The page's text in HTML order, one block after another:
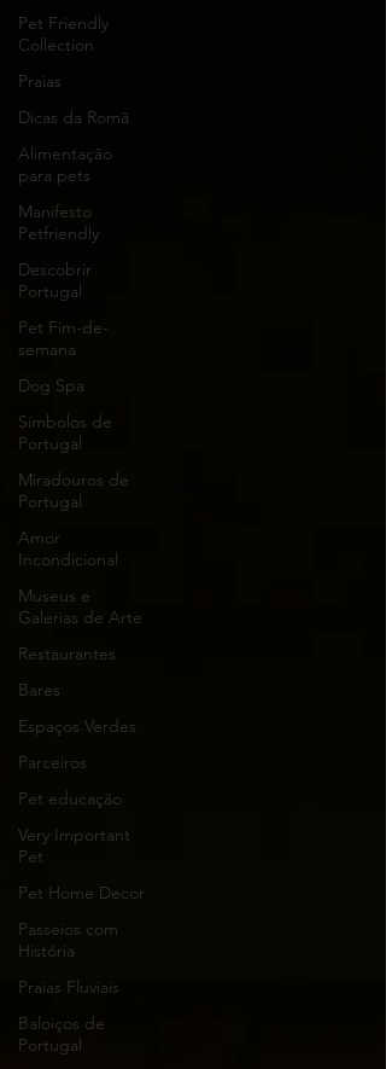
Pet Friendly
Collection
Praias
Dicas da Romã
Alimentação
para pets
Manifesto
Petfriendly
Descobrir
Portugal
Pet Fim-de-
semana
Dog Spa
Símbolos de
Portugal
Miradouros de
Portugal
Amor
Incondicional
Museus e
Galerias de Arte
Restaurantes
Bares
Espaços Verdes
Parceiros
Pet educação
Very Important
Pet
Pet Home Decor
Passeios com
História
Praias Fluviais
Baloiços de
Portugal